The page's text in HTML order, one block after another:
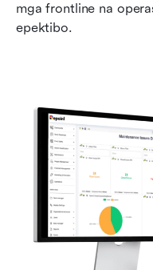
mga frontline na
epektibo.